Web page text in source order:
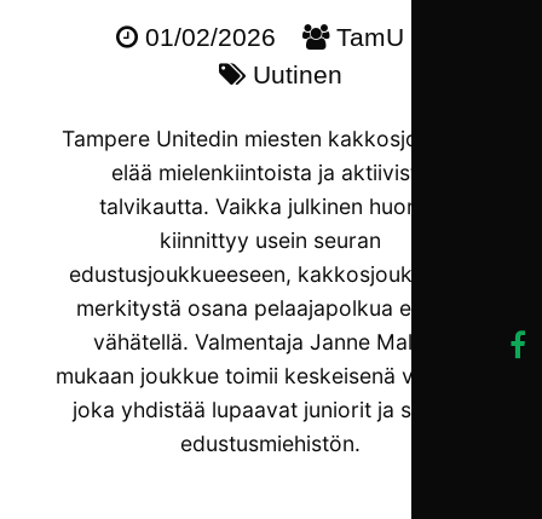
01/02/2026
TamU 2
Uutinen
Tampere Unitedin miesten kakkosjoukkue
elää mielenkiintoista ja aktiivista
talvikautta. Vaikka julkinen huomio
kiinnittyy usein seuran
edustusjoukkueeseen, kakkosjoukkueen
merkitystä osana pelaajapolkua ei pidä
vähätellä. Valmentaja Janne Malmin
mukaan joukkue toimii keskeisenä väylänä,
joka yhdistää lupaavat juniorit ja seuran
edustusmiehistön.